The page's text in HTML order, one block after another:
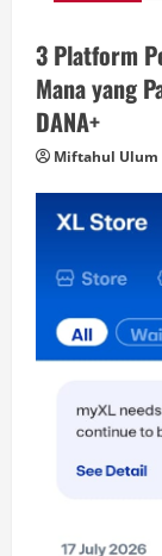
3 Platform
Mana yang
DANA+
Miftahul Ulum